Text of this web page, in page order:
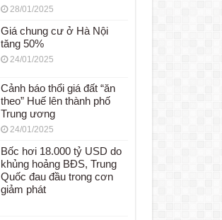
28/01/2025
Giá chung cư ở Hà Nội
tăng 50%
24/01/2025
Cảnh báo thổi giá đất “ăn
theo” Huế lên thành phố
Trung ương
24/01/2025
Bốc hơi 18.000 tỷ USD do
khủng hoảng BĐS, Trung
Quốc đau đầu trong cơn
giảm phát